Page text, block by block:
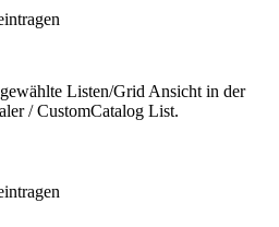
Listen/Grid Ansicht in der
/ CustomCatalog List.